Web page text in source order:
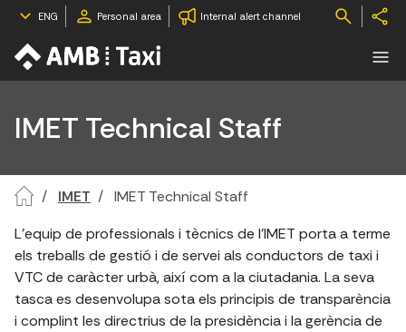
ENG Personal area Internal alert channel
IMET Technical Staff
IMET
IMET Technical Staff
L'equip de professionals i tècnics de l'IMET porta a terme
els treballs de gestió i de servei als conductors de taxi i
VTC de caràcter urbà, així com a la ciutadania. La seva
tasca es desenvolupa sota els principis de transparència
i complint les directrius de la presidència i la gerència de